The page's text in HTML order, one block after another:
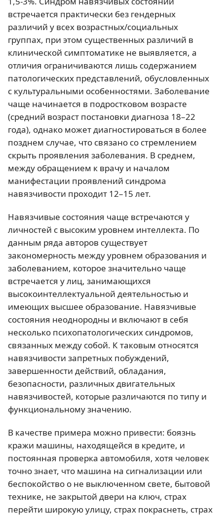
встречается практически без гендерных
различий у всех возрастных/социальных
группах, при этом существенных различий в
клинической симптоматике не выявляется, а
отличия ограничиваются лишь содержанием
патологических представлений, обусловленных
с культуральными особенностями. Заболевание
чаще начинается в подростковом возрасте
(средний возраст постановки диагноза 18–22
года), однако может диагностироваться в более
позднем случае, что связано со стремлением
скрыть проявления заболевания. В среднем,
между обращением к врачу и началом
манифестации проявлений синдрома
навязчивости проходит 12–15 лет.
Навязчивые состояния чаще встречаются у
личностей с высоким уровнем интеллекта. По
данным ряда авторов существует
закономерность между уровнем образования и
заболеванием, которое значительно чаще
встречается у лиц, занимающихся
высокоинтеллектуальной деятельностью и
имеющих высшее образование. Навязчивые
состояния неоднородны и включают в себя
несколько психопатологических синдромов,
связанных между собой. К таковым относятся
навязчивости запретных побуждений,
завершенности действий, обладания,
безопасности, различных двигательных
навязчивостей, которые различаются по типу и
функциональному значению.
В качестве примера можно привести: боязнь
кражи машины, находящейся в кредите, и
постоянная проверка автомобиля, хотя человек
точно знает, что машина на сигнализации или
беспокойство о не выключенном свете, бытовой
технике, не закрытой двери на ключ, страх
перейти широкую улицу, страх покраснеть, страх